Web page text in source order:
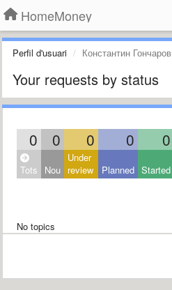
HomeMoney
Perfil d'usuari Константин Гончаров
Your requests by status
0 0 0 0 0
Tots Nou
Under
review
Planned Started
No topics